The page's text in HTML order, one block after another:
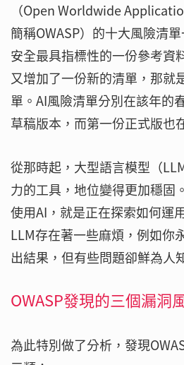
（Open Worldwide
簡稱OWASP）的十大風險清
安全最具指標性的一份參考資
又增加了一份新的清單，那就
單。AI風險清單分別在該年的
草稿版本，而第一份正式版也
從那時起，大型語言模型（
力的工具，地位變得更加穩固
使用AI，就是正在探索如何運
LLM存在著一些麻煩，例如你
出結果，但有些問題卻鮮為人
OWASP發現的三個漏洞
為此特別做了分析，發現